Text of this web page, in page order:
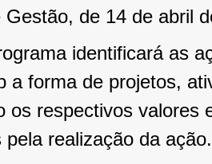
Gestão, de 14 de abril
identificará as
a forma de projetos,
os respectivos valores
pela realização da ação.